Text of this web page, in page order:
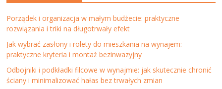
Porządek i organizacja w małym budżecie: praktyczne
rozwiązania i triki na długotrwały efekt
Jak wybrać zasłony i rolety do mieszkania na wynajem:
praktyczne kryteria i montaż bezinwazyjny
Odbojniki i podkładki filcowe w wynajmie: jak skutecznie chronić
ściany i minimalizować hałas bez trwałych zmian